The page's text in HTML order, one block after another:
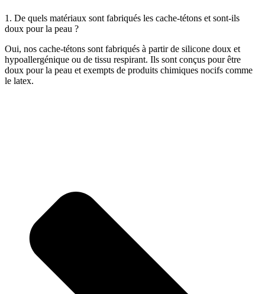
1. De quels matériaux sont fabriqués les cache-tétons et sont-ils
doux pour la peau ?
Oui, nos cache-tétons sont fabriqués à partir de silicone doux et
hypoallergénique ou de tissu respirant. Ils sont conçus pour être
doux pour la peau et exempts de produits chimiques nocifs comme
le latex.